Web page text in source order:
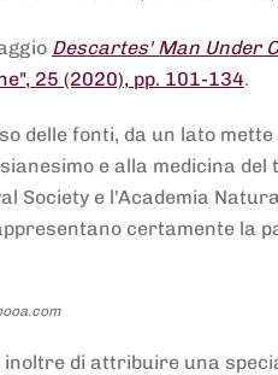
Descartes' Man Under
25 (2020), pp. 101-134.
delle fonti, da un lato
e alla medicina
Society e l'Academia
certamente la
inoltre di attribuire una